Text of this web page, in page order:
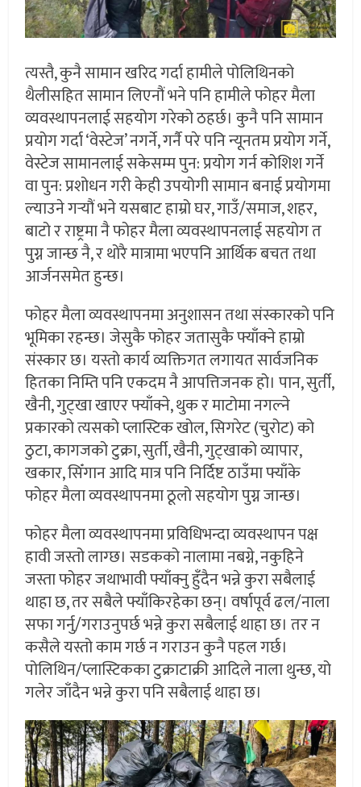
त्यस्तै, कुनै सामान खरिद गर्दा हामीले पोलिथिनको
थैलीसहित सामान लिएनौं भने पनि हामीले फोहर मैला
व्यवस्थापनलाई सहयोग गरेको ठहर्छ। कुनै पनि सामान
प्रयोग गर्दा ‘वेस्टेज’ नगर्ने, गर्नै परे पनि न्यूनतम प्रयोग गर्ने,
वेस्टेज सामानलाई सकेसम्म पुन: प्रयोग गर्न कोशिश गर्ने
वा पुन: प्रशोधन गरी केही उपयोगी सामान बनाई प्रयोगमा
ल्याउने गर्‍यौं भने यसबाट हाम्रो घर, गाउँ/समाज, शहर,
बाटो र राष्ट्रमा नै फोहर मैला व्यवस्थापनलाई सहयोग त
पुग्न जान्छ नै, र थोरै मात्रामा भएपनि आर्थिक बचत तथा
आर्जनसमेत हुन्छ।
फोहर मैला व्यवस्थापनमा अनुशासन तथा संस्कारको पनि
भूमिका रहन्छ। जेसुकै फोहर जतासुकै फ्याँक्ने हाम्रो
संस्कार छ। यस्तो कार्य व्यक्तिगत लगायत सार्वजनिक
हितका निम्ति पनि एकदम नै आपत्तिजनक हो। पान, सुर्ती,
खैनी, गुट्खा खाएर फ्याँक्ने, थुक र माटोमा नगल्ने
प्रकारको त्यसको प्लास्टिक खोल, सिगरेट (चुरोट) को
ठुटा, कागजको टुक्रा, सुर्ती, खैनी, गुट्खाको व्यापार,
खकार, सिँगान आदि मात्र पनि निर्दिष्ट ठाउँमा फ्याँके
फोहर मैला व्यवस्थापनमा ठूलो सहयोग पुग्न जान्छ।
फोहर मैला व्यवस्थापनमा प्रविधिभन्दा व्यवस्थापन पक्ष
हावी जस्तो लाग्छ। सडकको नालामा नबग्ने, नकुहिने
जस्ता फोहर जथाभावी फ्याँक्नु हुँदैन भन्ने कुरा सबैलाई
थाहा छ, तर सबैले फ्याँकिरहेका छन्। वर्षापूर्व ढल/नाला
सफा गर्नु/गराउनुपर्छ भन्ने कुरा सबैलाई थाहा छ। तर न
कसैले यस्तो काम गर्छ न गराउन कुनै पहल गर्छ।
पोलिथिन/प्लास्टिकका टुक्राटाक्री आदिले नाला थुन्छ, यो
गलेर जाँदैन भन्ने कुरा पनि सबैलाई थाहा छ।